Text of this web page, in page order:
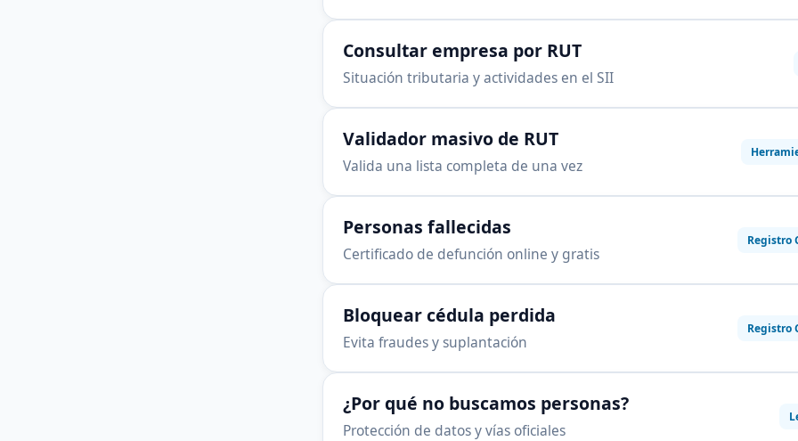
Consultar empresa por RUT
Situación tributaria y actividades en el SII
Validador masivo de RUT
Valida una lista completa de una vez
Personas fallecidas
Certificado de defunción online y gratis
Registro
Bloquear cédula perdida
Evita fraudes y suplantación
Registro
¿Por qué no buscamos personas?
Protección de datos y vías oficiales